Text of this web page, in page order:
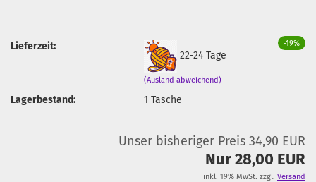
-19%
Lieferzeit:
22-24 Tage
(Ausland abweichend)
Lagerbestand: 1Tasche
Unser bisheriger Preis 34,90 EUR
Nur 28,00 EUR
inkl. 19% MwSt. zzgl. Versand